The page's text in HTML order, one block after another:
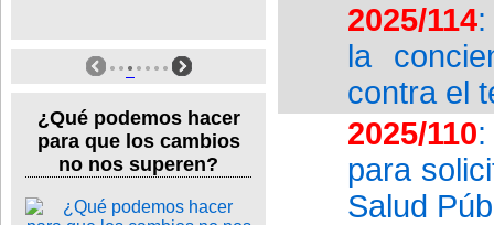
¿Qué podemos hacer
para que los cambios
no nos superen?
2025/114
la
contra el
2025/110
para
Salud